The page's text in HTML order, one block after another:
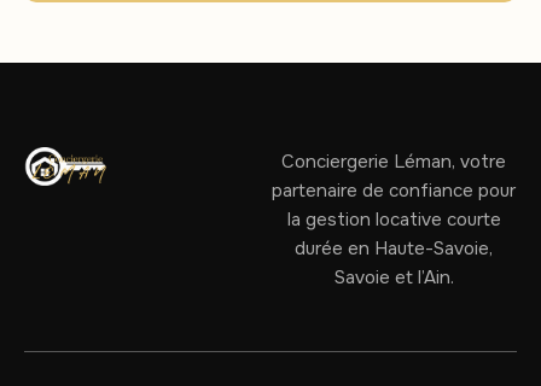
Conciergerie Léman, votre
partenaire de confiance pour
la gestion locative courte
durée en Haute-Savoie,
Savoie et l’Ain.